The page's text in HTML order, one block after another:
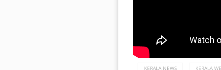
KERALA NEWS KERALA